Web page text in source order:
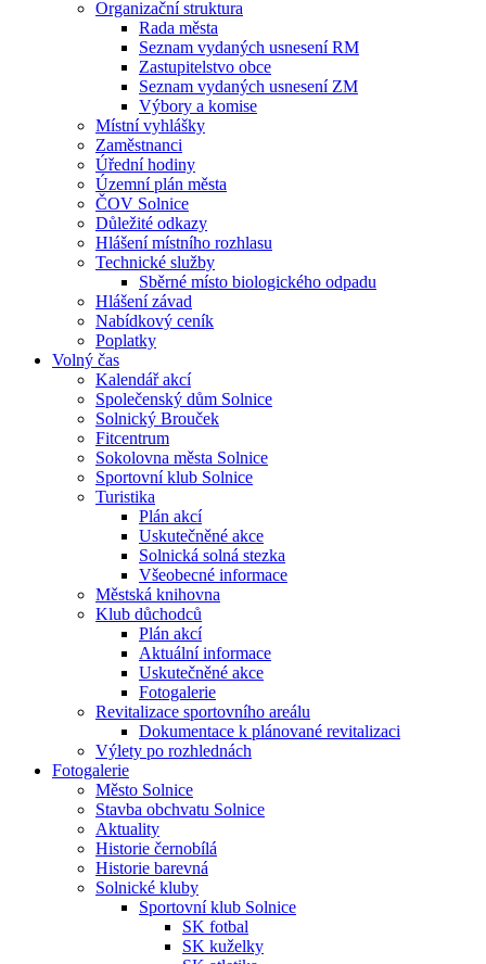
Organizační struktura
Rada města
Seznam vydaných usnesení RM
Zastupitelstvo obce
Seznam vydaných usnesení ZM
Výbory a komise
Místní vyhlášky
Zaměstnanci
Úřední hodiny
Územní plán města
ČOV Solnice
Důležité odkazy
Hlášení místního rozhlasu
Technické služby
Sběrné místo biologického odpadu
Hlášení závad
Nabídkový ceník
Poplatky
Volný čas
Kalendář akcí
Společenský dům Solnice
Solnický Brouček
Fitcentrum
Sokolovna města Solnice
Sportovní klub Solnice
Turistika
Plán akcí
Uskutečněné akce
Solnická solná stezka
Všeobecné informace
Městská knihovna
Klub důchodců
Plán akcí
Aktuální informace
Uskutečněné akce
Fotogalerie
Revitalizace sportovního areálu
Dokumentace k plánované revitalizaci
Výlety po rozhlednách
Fotogalerie
Město Solnice
Stavba obchvatu Solnice
Aktuality
Historie černobílá
Historie barevná
Solnické kluby
Sportovní klub Solnice
SK fotbal
SK kuželky